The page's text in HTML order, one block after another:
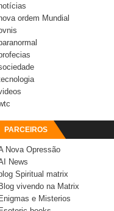
ordem Mundial
PARCEIROS
Nova Opressão
News
blog Spiritual matrix
Blog vivendo na Matrix
Enigmas e Misterios